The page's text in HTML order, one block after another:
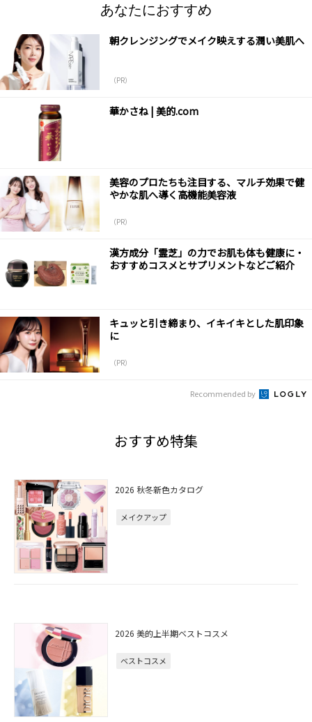
あなたにおすすめ
朝クレンジングでメイク映えする潤い美肌へ
（PR）
華かさね | 美的.com
美容のプロたちも注目する、マルチ効果で健
やかな肌へ導く高機能美容液
（PR）
漢方成分「霊芝」の力でお肌も体も健康に・
おすすめコスメとサプリメントなどご紹介
キュッと引き締まり、イキイキとした肌印象
に
（PR）
Recommended by
おすすめ特集
2026 秋冬新色カタログ
メイクアップ
2026 美的上半期ベストコスメ
ベストコスメ